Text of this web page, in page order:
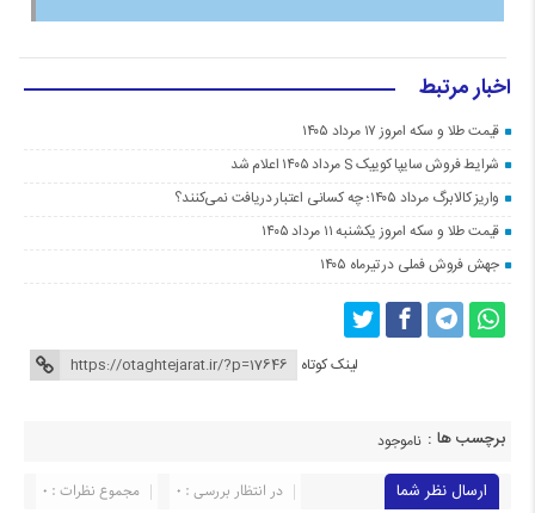
اخبار مرتبط
قیمت طلا و سکه امروز ۱۷ مرداد ۱۴۰۵
شرایط فروش سایپا کوییک S مرداد ۱۴۰۵ اعلام شد
واریز کالابرگ مرداد ۱۴۰۵؛ چه کسانی اعتبار دریافت نمی‌کنند؟
قیمت طلا و سکه امروز یکشنبه ۱۱ مرداد ۱۴۰۵
جهش فروش فملی در تیرماه ۱۴۰۵
لینک کوتاه
برچسب ها : ناموجود
ارسال نظر شما مجموع نظرات : 0
در انتظار بررسی : 0